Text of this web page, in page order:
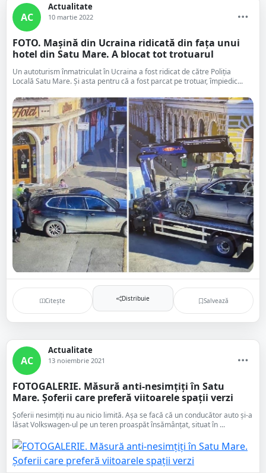
AC
Actualitate
10 martie 2022
FOTO. Mașină din Ucraina ridicată din fața unui
hotel din Satu Mare. A blocat tot trotuarul
Un autoturism înmatriculat în Ucraina a fost ridicat de către Poliția
Locală Satu Mare. Și asta pentru că a fost parcat pe trotuar, împiedic...
Citește Distribuie Salvează
AC
Actualitate
13 noiembrie 2021
FOTOGALERIE. Măsură anti-nesimțiți în Satu
Mare. Șoferii care preferă viitoarele spații verzi
Șoferii nesimțiți nu au nicio limită. Așa se facă că un conducător auto și-a
lăsat Volkswagen-ul pe un teren proaspăt însămânțat, situat în ...